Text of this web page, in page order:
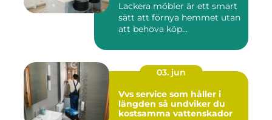
Lackera möbler är ett smart
sätt att förnya hemmet utan
att behöva köp...
03. jun
Vvs service som håller i
längden så undviker du
kostsamma vattenskador